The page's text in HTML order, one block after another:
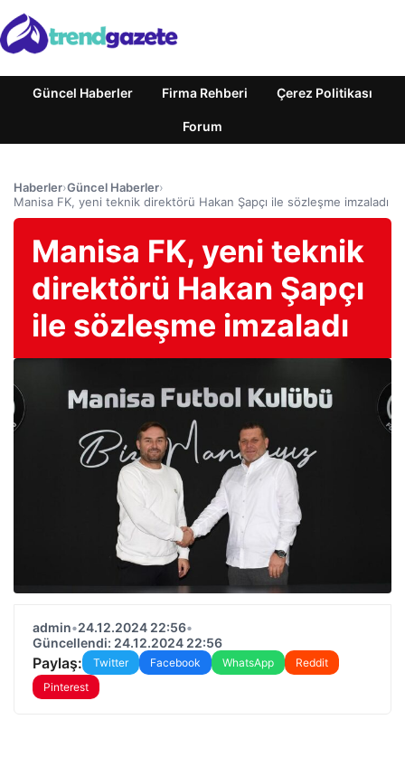
Güncel Haberler Firma Rehberi Çerez Politikası
Forum
Haberler›Güncel Haberler›
Manisa FK, yeni teknik direktörü Hakan Şapçı ile sözleşme imzaladı
Manisa FK, yeni teknik
direktörü Hakan Şapçı
ile sözleşme imzaladı
admin•24.12.2024 22:56•
Güncellendi: 24.12.2024 22:56
Paylaş: Twitter Facebook WhatsApp
Reddit
Pinterest